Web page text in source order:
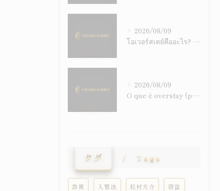
2026/08/09
โอเวอร์สเตย์คืออะไร? อธิบายความรับผิดทางอาญา การอนุญาตพำนักพิเศษ และระบบคำสั่งให้เดินทางออกนอกประเทศอย่างเข้าใจง่าย
2026/08/09
O que é overstay (permanência irregular)? Responsabilidade criminal, permissão especial de permanência e sistema de ordem de saída explicados de forma clara
タグ Tags
詐欺 入管法 松村大介 窃盗